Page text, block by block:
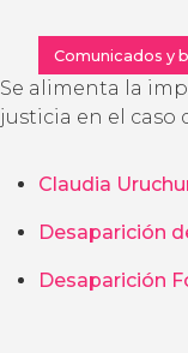
Comunicados y
Se alimenta la
justicia en el caso
Claudia
Desaparición
Desaparición